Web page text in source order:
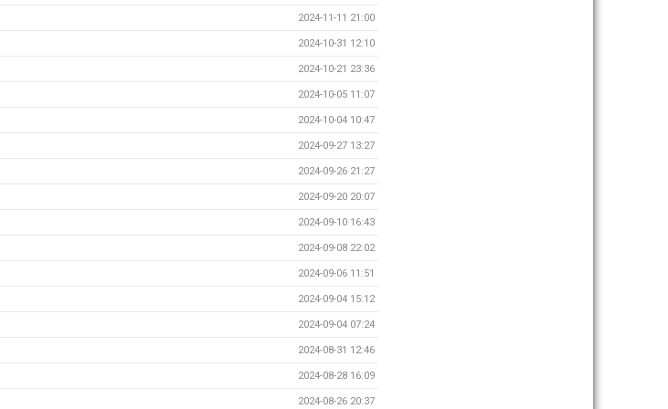
2024-11-11 21:00
2024-10-31 12:10
2024-10-21 23:36
2024-10-05 11:07
2024-10-04 10:47
2024-09-27 13:27
2024-09-26 21:27
2024-09-20 20:07
2024-09-10 16:43
2024-09-08 22:02
2024-09-06 11:51
2024-09-04 15:12
2024-09-04 07:24
2024-08-31 12:46
2024-08-28 16:09
2024-08-26 20:37